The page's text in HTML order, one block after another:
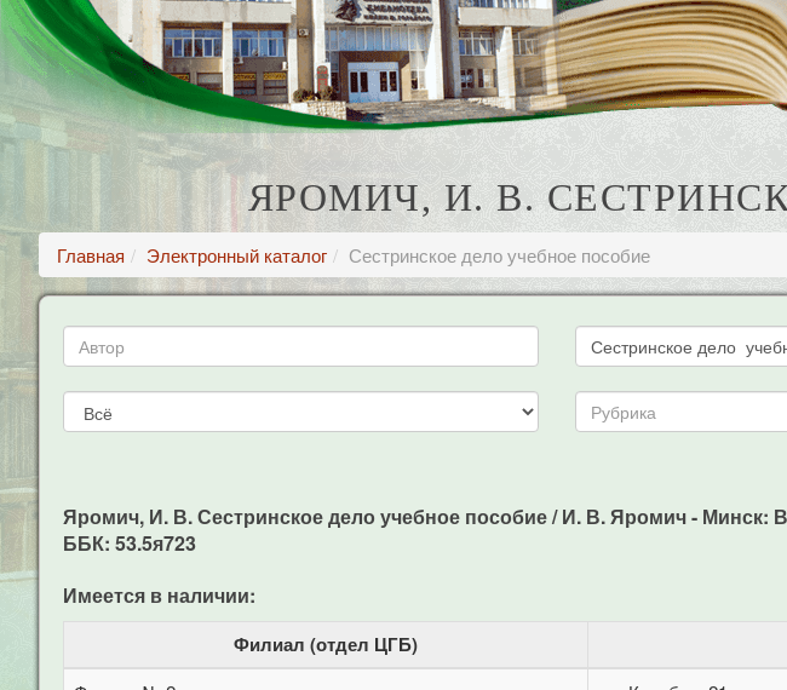
ЯРОМИЧ, И. В.
Главная Электронный каталог Сестринское дело учебное пособие
Яромич, И. В. Сестринское дело учебное пособие / И. В. Яромич - Минск:
ББК: 53.5я723
Имеется в наличии:
Филиал (отдел ЦГБ)